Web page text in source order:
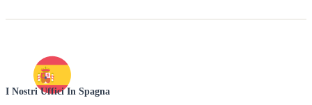
I Nostri Uffici In Spagna